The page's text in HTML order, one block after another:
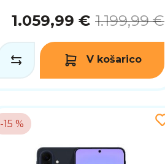
1.059,99 € 1.199,99 €
V košarico
-15 %